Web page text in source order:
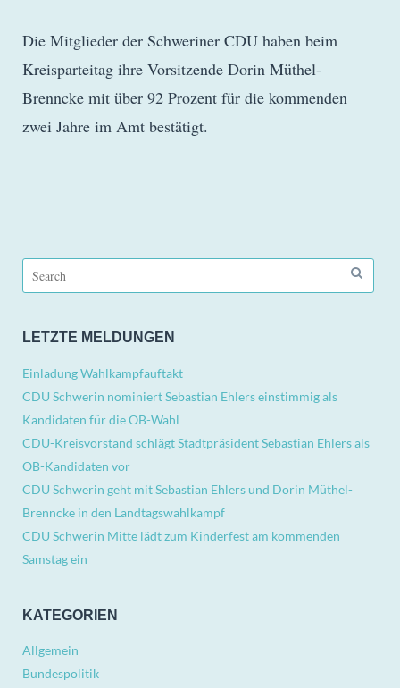
Die Mitglieder der Schweriner CDU haben beim
Kreisparteitag ihre Vorsitzende Dorin Müthel-
Brenncke mit über 92 Prozent für die kommenden
zwei Jahre im Amt bestätigt.
Search
for:
LETZTE MELDUNGEN
Einladung Wahlkampfauftakt
CDU Schwerin nominiert Sebastian Ehlers einstimmig als
Kandidaten für die OB-Wahl
CDU-Kreisvorstand schlägt Stadtpräsident Sebastian Ehlers als
OB-Kandidaten vor
CDU Schwerin geht mit Sebastian Ehlers und Dorin Müthel-
Brenncke in den Landtagswahlkampf
CDU Schwerin Mitte lädt zum Kinderfest am kommenden
Samstag ein
KATEGORIEN
Allgemein
Bundespolitik